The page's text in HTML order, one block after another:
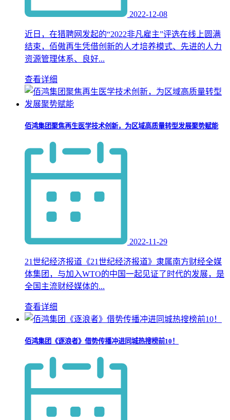
2022-12-08
近日，在猎聘网发起的“2022非凡雇主”评选在线上圆满
结束，佰傲再生凭借创新的人才培养模式、先进的人力
资源管理体系、良好...
查看详细
佰鸿集团聚焦再生医学技术创新，为区域高质量转型发展聚势赋能
2022-11-29
21世纪经济报道《21世纪经济报道》隶属南方财经全媒
体集团，与加入WTO的中国一起见证了时代的发展，是
全国主流财经媒体的...
查看详细
佰鸿集团《逐浪者》借势传播冲进同城热搜榜前10！